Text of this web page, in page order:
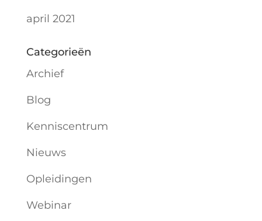
april 2021
Categorieën
Archief
Blog
Kenniscentrum
Nieuws
Opleidingen
Webinar